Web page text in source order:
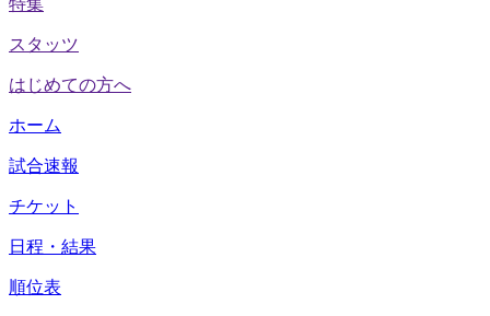
スタッツ
はじめての方へ
ホーム
試合速報
チケット
日程・結果
順位表